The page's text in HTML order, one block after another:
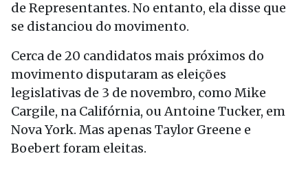
de Representantes. No entanto, ela disse que
se distanciou do movimento.
Cerca de 20 candidatos mais próximos do
movimento disputaram as eleições
legislativas de 3 de novembro, como Mike
Cargile, na Califórnia, ou Antoine Tucker, em
Nova York. Mas apenas Taylor Greene e
Boebert foram eleitas.